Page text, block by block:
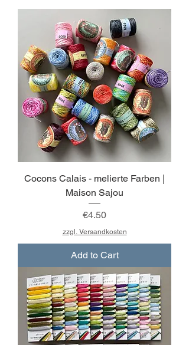
Cocons Calais - melierte Farben |
Maison Sajou
Price
€4.50
zzgl. Versandkosten
Add to Cart